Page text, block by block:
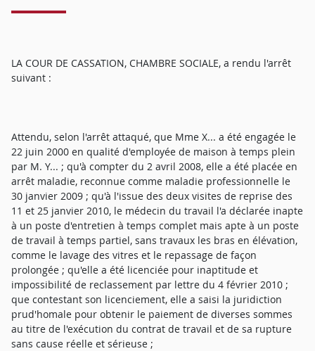
LA COUR DE CASSATION, CHAMBRE SOCIALE, a rendu l'arrêt
suivant :
Attendu, selon l'arrêt attaqué, que Mme X... a été engagée le
22 juin 2000 en qualité d'employée de maison à temps plein
par M. Y... ; qu'à compter du 2 avril 2008, elle a été placée en
arrêt maladie, reconnue comme maladie professionnelle le
30 janvier 2009 ; qu'à l'issue des deux visites de reprise des
11 et 25 janvier 2010, le médecin du travail l'a déclarée inapte
à un poste d'entretien à temps complet mais apte à un poste
de travail à temps partiel, sans travaux les bras en élévation,
comme le lavage des vitres et le repassage de façon
prolongée ; qu'elle a été licenciée pour inaptitude et
impossibilité de reclassement par lettre du 4 février 2010 ;
que contestant son licenciement, elle a saisi la juridiction
prud'homale pour obtenir le paiement de diverses sommes
au titre de l'exécution du contrat de travail et de sa rupture
sans cause réelle et sérieuse ;